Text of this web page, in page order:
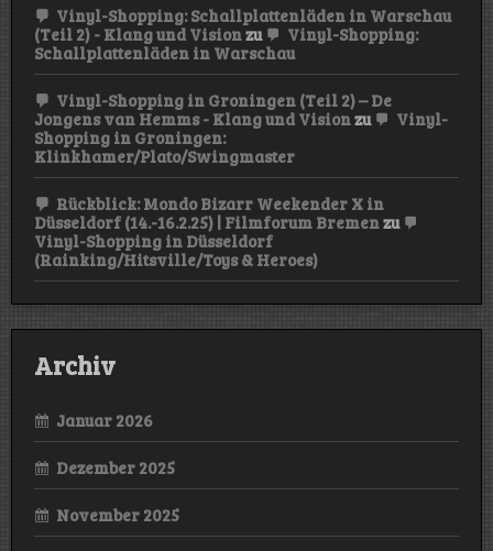
Vinyl-Shopping: Schallplattenläden in Warschau
(Teil 2) - Klang und Visionzu
Vinyl-Shopping:
Schallplattenläden in Warschau
Vinyl-Shopping in Groningen (Teil 2) – De
Jongens van Hemms - Klang und Visionzu
Vinyl-
Shopping in Groningen:
Klinkhamer/Plato/Swingmaster
Rückblick: Mondo Bizarr Weekender X in
Düsseldorf (14.-16.2.25) | Filmforum Bremenzu
Vinyl-Shopping in Düsseldorf
(Rainking/Hitsville/Toys & Heroes)
Archiv
Januar 2026
Dezember 2025
November 2025